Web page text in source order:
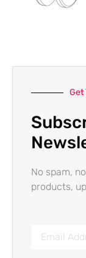
Get
No spam,
products,